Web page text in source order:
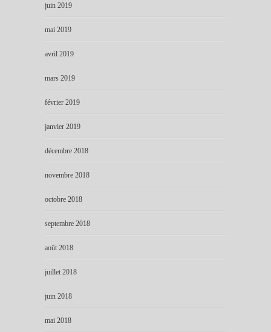
juin 2019
mai 2019
avril 2019
mars 2019
février 2019
janvier 2019
décembre 2018
novembre 2018
octobre 2018
septembre 2018
août 2018
juillet 2018
juin 2018
mai 2018